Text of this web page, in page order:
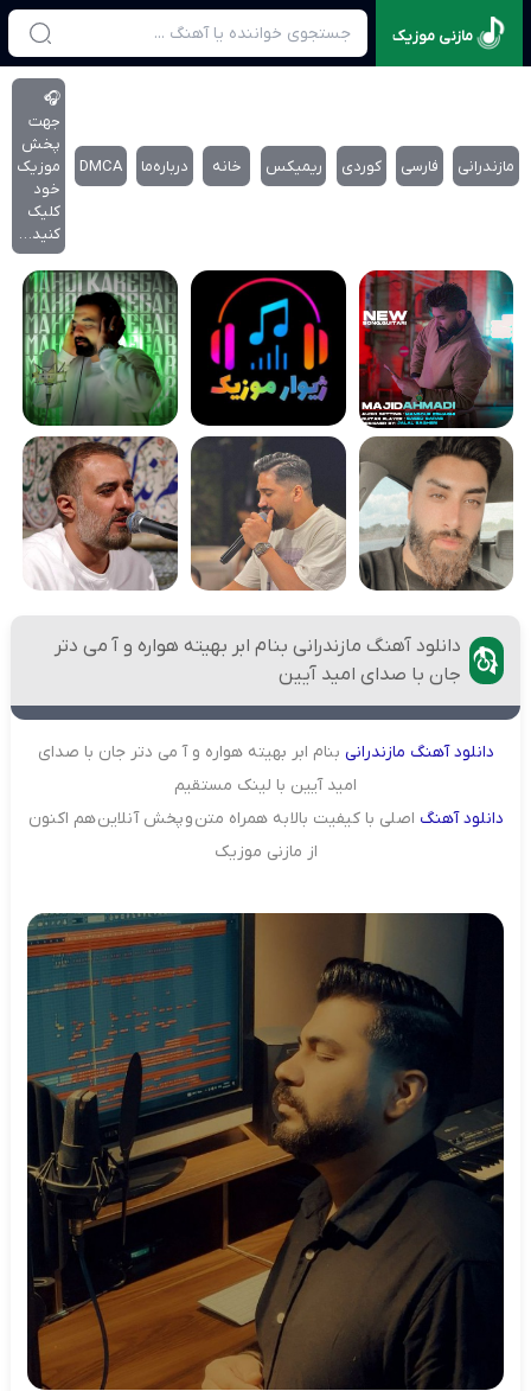
مازنی موزیک
مازندرانی فارسی کوردی ریمیکس خانه درباره‌‌ما DMCA
🎧
جهت
پخش
موزیک
خود
کلیک
کنید…
دانلود آهنگ مازندرانی بنام ابر بهیته هواره و آ می دتر
جان با صدای امید آیین
دانلودآهنگ مازندرانی بنام ابر بهیته هواره و آ می دتر جان با صدای
امید آیین با لینک مستقیم
دانلودآهنگ اصلی با کیفیت بالا به همراه متن و پخش آنلاین هم اکنون
از مازنی موزیک